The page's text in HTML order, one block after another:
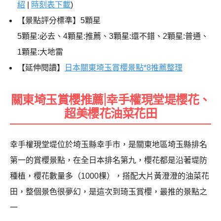
紹
時刻表下載)
【景點評分標準】5顆星
5顆星:必去、4顆星:推薦、3顆星:還不錯、2顆星:普通、
1顆星:大地雷
【延伸閱讀】
日本關東埼玉賞櫻景點*8推薦整理
關東埼玉賞櫻推薦|幸手權現堂堤櫻花、
超美櫻花油菜花田
幸手權現堂堤位於埼玉縣幸手市，是關東地區埼玉縣排名
第一的賞櫻景點，在全日本排名第九，櫻花都是沿著堤防
種植，櫻花數量多（1000棵），搭配大片黃澄澄的油菜花
田，整個景色很夢幻，是這次到琦玉賞櫻，最推的景點之
一